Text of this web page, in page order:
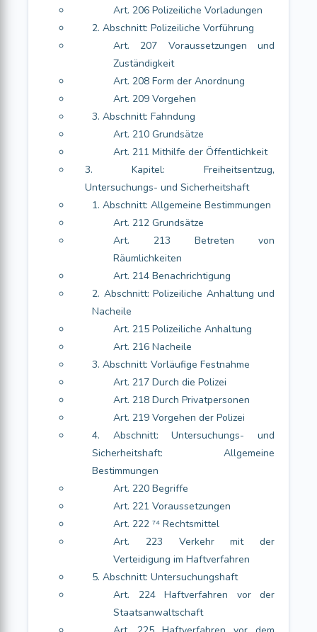
Art. 206 Polizeiliche Vorladungen
2. Abschnitt: Polizeiliche Vorführung
Art. 207 Voraussetzungen und
Zuständigkeit
Art. 208 Form der Anordnung
Art. 209 Vorgehen
3. Abschnitt: Fahndung
Art. 210 Grundsätze
Art. 211 Mithilfe der Öffentlichkeit
3. Kapitel: Freiheitsentzug,
Untersuchungs- und Sicherheitshaft
1. Abschnitt: Allgemeine Bestimmungen
Art. 212 Grundsätze
Art. 213 Betreten von
Räumlichkeiten
Art. 214 Benachrichtigung
2. Abschnitt: Polizeiliche Anhaltung und
Nacheile
Art. 215 Polizeiliche Anhaltung
Art. 216 Nacheile
3. Abschnitt: Vorläufige Festnahme
Art. 217 Durch die Polizei
Art. 218 Durch Privatpersonen
Art. 219 Vorgehen der Polizei
4. Abschnitt: Untersuchungs- und
Sicherheitshaft: Allgemeine
Bestimmungen
Art. 220 Begriffe
Art. 221 Voraussetzungen
Art. 222 ⁷⁴ Rechtsmittel
Art. 223 Verkehr mit der
Verteidigung im Haftverfahren
5. Abschnitt: Untersuchungshaft
Art. 224 Haftverfahren vor der
Staatsanwaltschaft